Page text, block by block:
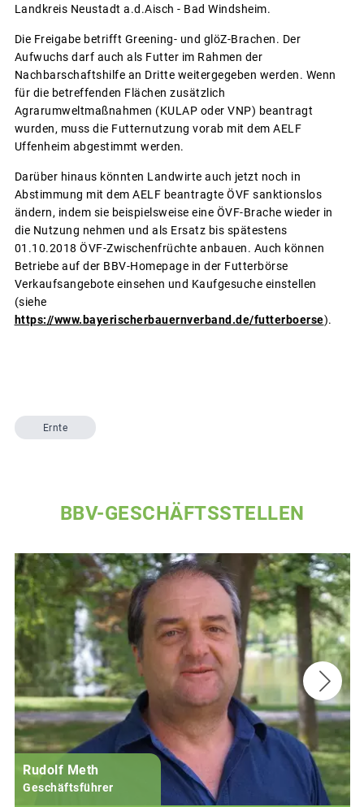
Landkreis Neustadt a.d.Aisch - Bad Windsheim.
Die Freigabe betrifft Greening- und glöZ-Brachen. Der
Aufwuchs darf auch als Futter im Rahmen der
Nachbarschaftshilfe an Dritte weitergegeben werden. Wenn
für die betreffenden Flächen zusätzlich
Agrarumweltmaßnahmen (KULAP oder VNP) beantragt
wurden, muss die Futternutzung vorab mit dem AELF
Uffenheim abgestimmt werden.
Darüber hinaus könnten Landwirte auch jetzt noch in
Abstimmung mit dem AELF beantragte ÖVF sanktionslos
ändern, indem sie beispielsweise eine ÖVF-Brache wieder in
die Nutzung nehmen und als Ersatz bis spätestens
01.10.2018 ÖVF-Zwischenfrüchte anbauen. Auch können
Betriebe auf der BBV-Homepage in der Futterbörse
Verkaufsangebote einsehen und Kaufgesuche einstellen
(siehe
https://www.bayerischerbauernverband.de/futterboerse).
Ernte
BBV-GESCHÄFTSSTELLEN
Rudolf Meth
Geschäftsführer